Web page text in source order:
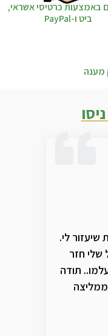
באמצעות כרטיסי אשראי,
ביט ו-PayPal
מענה
לי.
שלי חזר
תודה